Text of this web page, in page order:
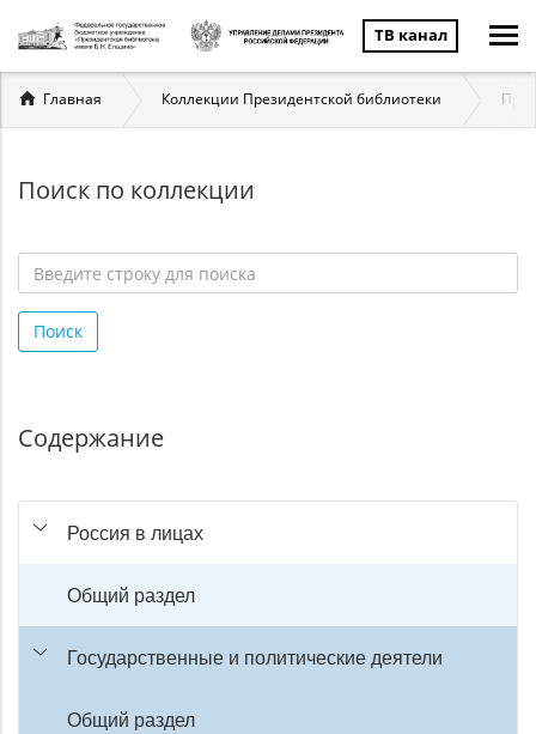
ТВ канал
Вы
здесь
Главная Коллекции Президентской библиотеки
Поиск по коллекции
строку
для
Поиск
Содержание
Россия в лицах
Общий раздел
Государственные и политические деятели
Общий раздел